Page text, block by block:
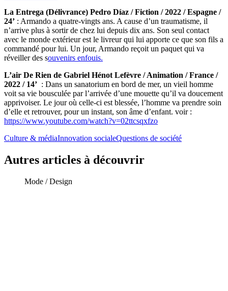
La Entrega (Délivrance) Pedro Díaz / Fiction / 2022 / Espagne /
24’ : Armando a quatre-vingts ans. A cause d’un traumatisme, il
n’arrive plus à sortir de chez lui depuis dix ans. Son seul contact
avec le monde extérieur est le livreur qui lui apporte ce que son fils a
commandé pour lui. Un jour, Armando reçoit un paquet qui va
réveiller des souvenirs enfouis.
L’air De Rien de Gabriel Hénot Lefèvre / Animation / France /
2022 / 14’ : Dans un sanatorium en bord de mer, un vieil homme
voit sa vie bousculée par l’arrivée d’une mouette qu’il va doucement
apprivoiser. Le jour où celle-ci est blessée, l’homme va prendre soin
d’elle et retrouver, pour un instant, son âme d’enfant. voir :
https://www.youtube.com/watch?v=02ttcsqxfzo
Culture & médiaInnovation socialeQuestions de société
Autres articles à découvrir
Mode / Design